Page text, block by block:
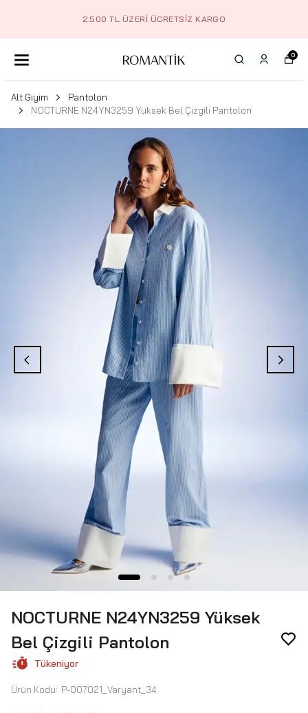
2.500 TL ÜZERI ÜCRETSIZ KARGO
0
Alt Giyim
Pantolon
NOCTURNE N24YN3259 Yüksek Bel Çizgili Pantolon
NOCTURNE N24YN3259 Yüksek
Bel Çizgili Pantolon
Tükeniyor
Ürün Kodu: P-007021_Varyant_34